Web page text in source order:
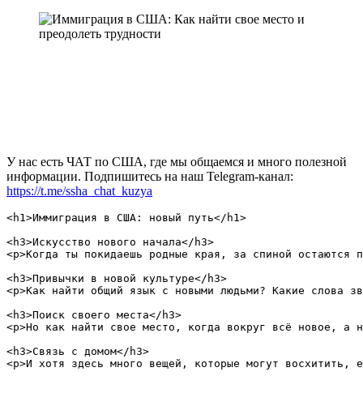
У нас есть ЧАТ по США, где мы общаемся и много полезной
информации. Подпишитесь на наш Telegram-канал:
https://t.me/ssha_chat_kuzya
<h1>Иммиграция в США: новый путь</h1>
<h3>Искусство нового начала</h3>
<p>Когда ты покидаешь родные края, за спиной
<h3>Привычки в новой культуре</h3>
<p>Как найти общий язык с новыми людьми? Какие слова
<h3>Поиск своего места</h3>
<p>Но как найти свое место, когда вокруг всё новое, а
<h3>Связь с домом</h3>